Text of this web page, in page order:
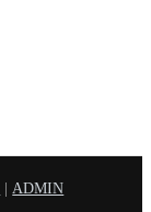
| ADMIN